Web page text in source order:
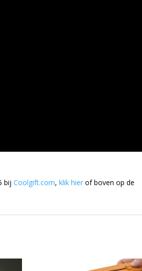
bij Coolgift.com,klik hier of boven op de